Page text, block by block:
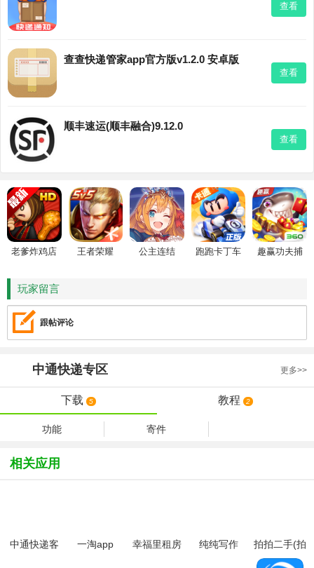
查看
查查快递管家app官方版v1.2.0 安卓版
查看
顺丰速运(顺丰融合)9.12.0
查看
老爹炸鸡店
王者荣耀 公主连结 跑跑卡丁车
趣赢功夫捕
玩家留言
跟帖评论
中通快递专区 更多>>
下载 5 教程 2
功能 寄件
相关应用
中通快递客
一淘app 幸福里租房
纯纯写作
拍拍二手(拍
拍严选)app